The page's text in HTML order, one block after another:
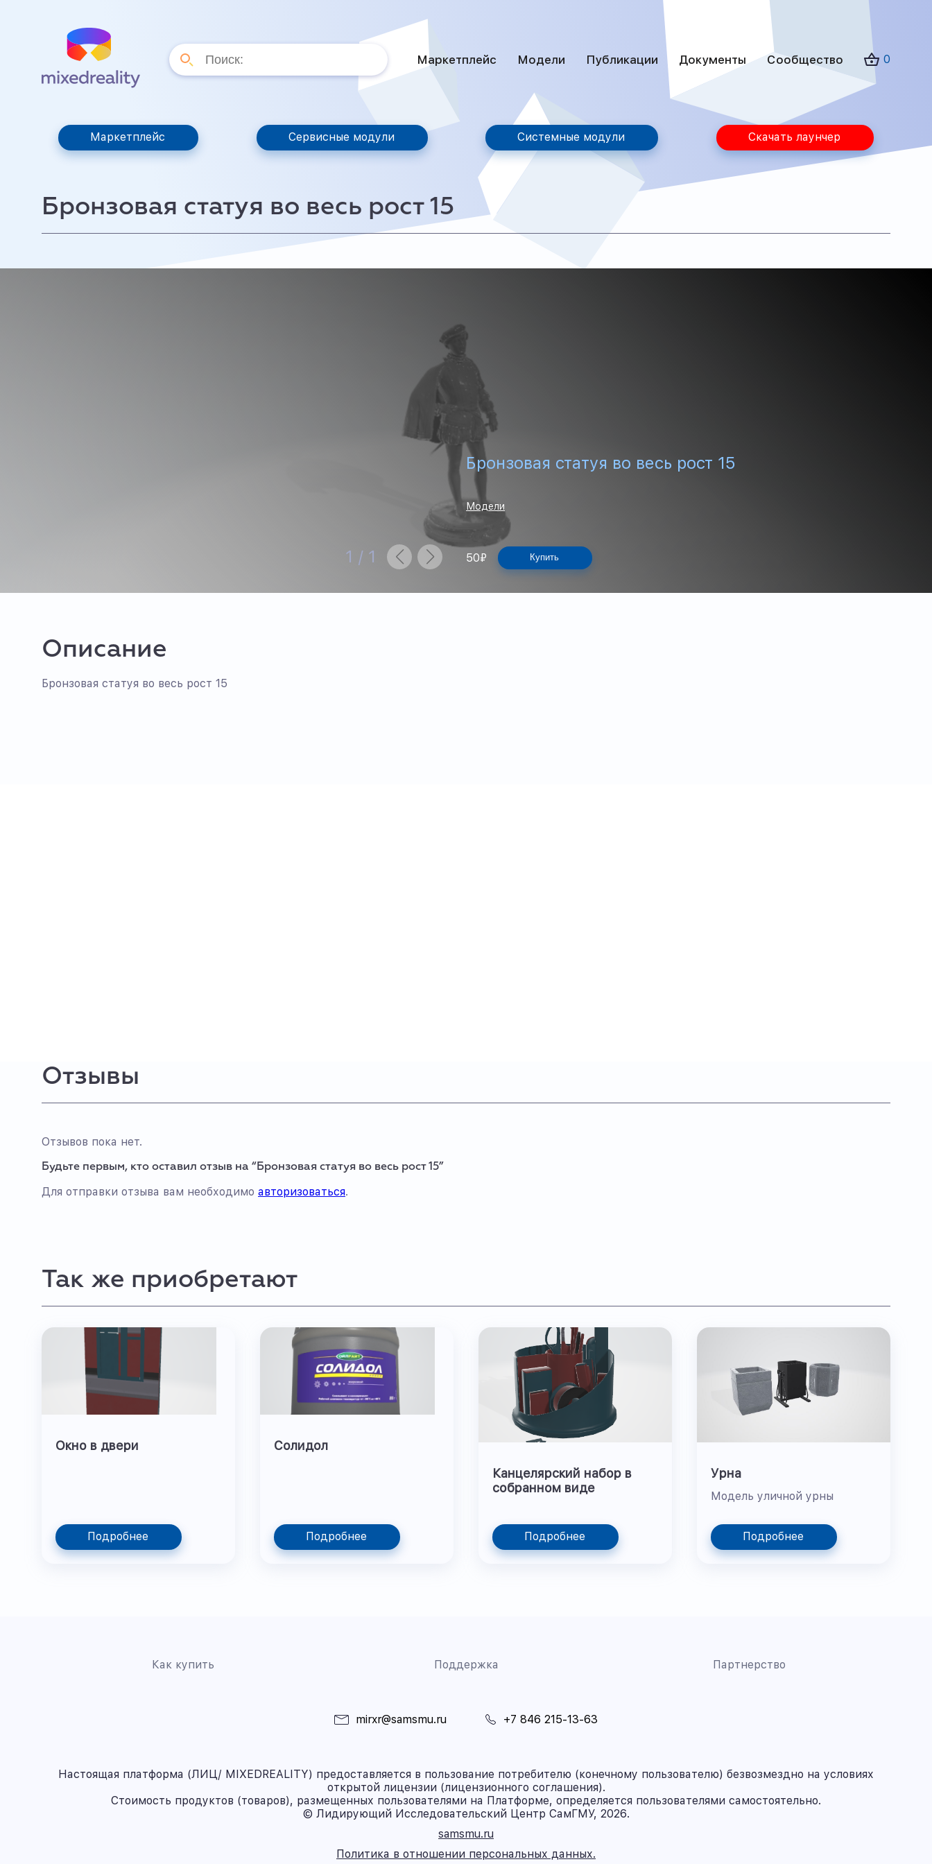
Маркетплейс Модели Публикации Документы Сообщество 0
Маркетплейс Сервисные модули Системные модули Скачать лаунчер
Бронзовая статуя во весь рост 15
1 / 1
Бронзовая статуя во весь рост 15
Модели
50₽ Купить
Описание
Бронзовая статуя во весь рост 15
Отзывы
Отзывов пока нет.
Будьте первым, кто оставил отзыв на “Бронзовая статуя во весь рост 15”
Для отправки отзыва вам необходимо авторизоваться.
Так же приобретают
Окно в двери
Подробнее
Солидол
Подробнее
Канцелярский набор в
собранном виде
Подробнее
Урна
Модель уличной урны
Подробнее
Как купить Поддержка Партнерство
mirxr@samsmu.ru +7 846 215-13-63
Настоящая платформа (ЛИЦ/ MIXEDREALITY) предоставляется в пользование потребителю (конечному пользователю) безвозмездно на условиях
открытой лицензии (лицензионного соглашения).
Стоимость продуктов (товаров), размещенных пользователями на Платформе, определяется пользователями самостоятельно.
© Лидирующий Исследовательский Центр СамГМУ, 2026.
samsmu.ru
Политика в отношении персональных данных.